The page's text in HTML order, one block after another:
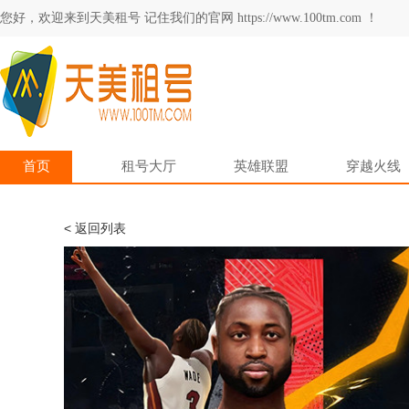
您好，欢迎来到天美租号 记住我们的官网 https://www.100tm.com ！
首页 租号大厅 英雄联盟 穿越火线
< 返回列表